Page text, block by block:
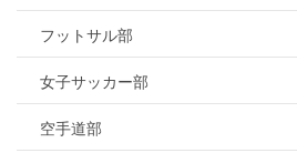
フットサル部
女子サッカー部
空手道部